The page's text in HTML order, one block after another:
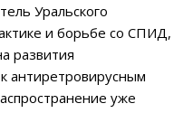
Уральского
и борьбе со СПИД,
развития
антиретровирусным
уже